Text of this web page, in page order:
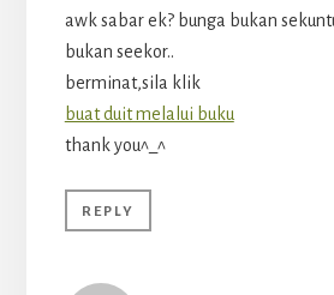
awk sabar ek? bunga bukan
bukan seekor..
berminat,sila klik
buat duit melalui buku
thank you^_^
REPLY